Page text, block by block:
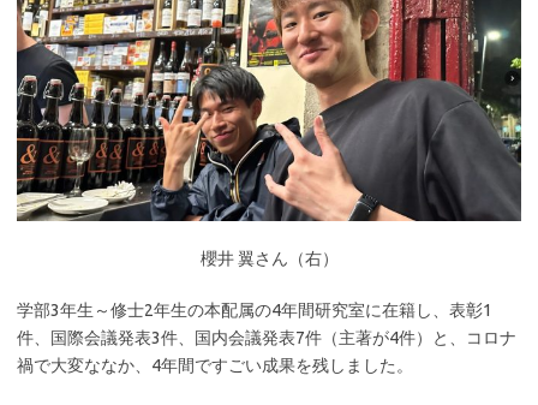
櫻井 翼さん（右）
学部3年生～修士2年生の本配属の4年間研究室に在籍し、表彰1
件、国際会議発表3件、国内会議発表7件（主著が4件）と、コロナ
禍で大変ななか、4年間ですごい成果を残しました。